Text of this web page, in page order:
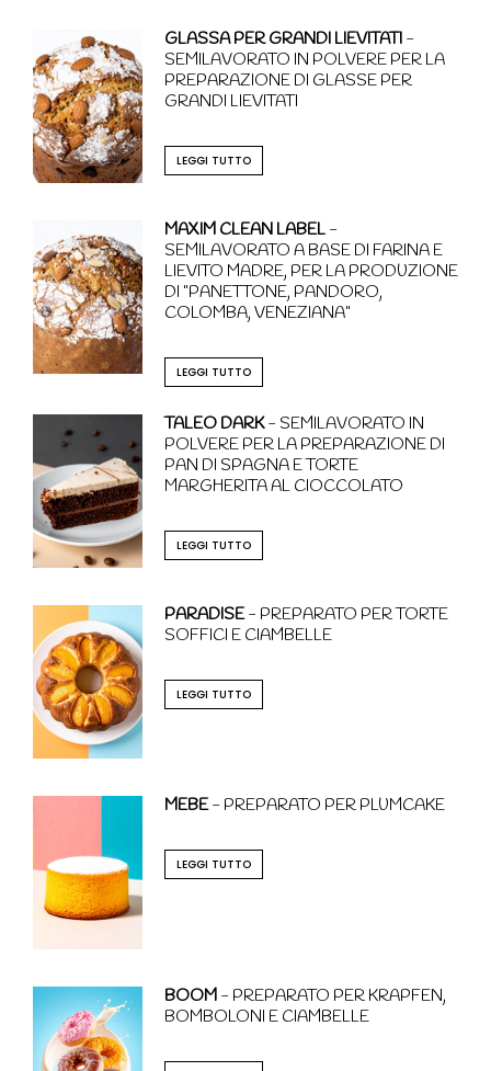
GLASSA PER GRANDI LIEVITATI -
SEMILAVORATO IN POLVERE PER LA
PREPARAZIONE DI GLASSE PER
GRANDI LIEVITATI
LEGGI TUTTO
MAXIM CLEAN LABEL -
SEMILAVORATO A BASE DI FARINA E
LIEVITO MADRE, PER LA PRODUZIONE
DI "PANETTONE, PANDORO,
COLOMBA, VENEZIANA"
LEGGI TUTTO
TALEO DARK- SEMILAVORATO IN
POLVERE PER LA PREPARAZIONE DI
PAN DI SPAGNA E TORTE
MARGHERITA AL CIOCCOLATO
LEGGI TUTTO
PARADISE- PREPARATO PER TORTE
SOFFICI E CIAMBELLE
LEGGI TUTTO
MEBE- PREPARATO PER PLUMCAKE
LEGGI TUTTO
BOOM - PREPARATO PER KRAPFEN,
BOMBOLONI E CIAMBELLE